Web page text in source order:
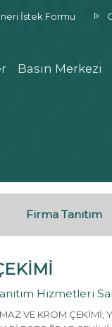
İstek Formu
Basın Merkezi
Firma Tanıtım
Hizmetleri
VE KROM ÇEKİMİ,